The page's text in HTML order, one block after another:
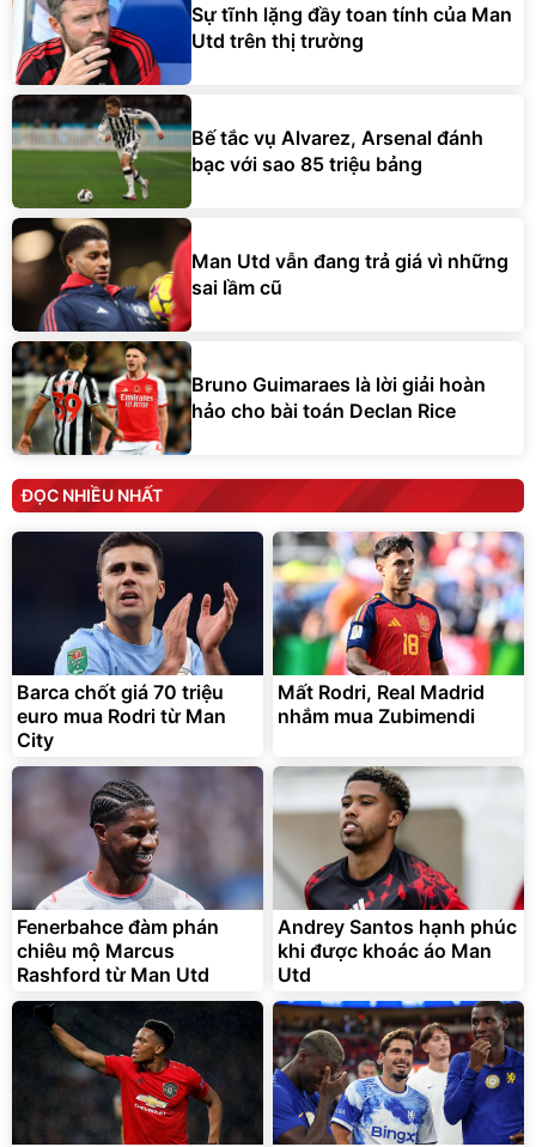
Sự tĩnh lặng đầy toan tính của Man
Utd trên thị trường
Bế tắc vụ Alvarez, Arsenal đánh
bạc với sao 85 triệu bảng
Man Utd vẫn đang trả giá vì những
sai lầm cũ
Bruno Guimaraes là lời giải hoàn
hảo cho bài toán Declan Rice
ĐỌC NHIỀU NHẤT
Barca chốt giá 70 triệu
euro mua Rodri từ Man
City
Mất Rodri, Real Madrid
nhắm mua Zubimendi
Fenerbahce đàm phán
chiêu mộ Marcus
Rashford từ Man Utd
Andrey Santos hạnh phúc
khi được khoác áo Man
Utd